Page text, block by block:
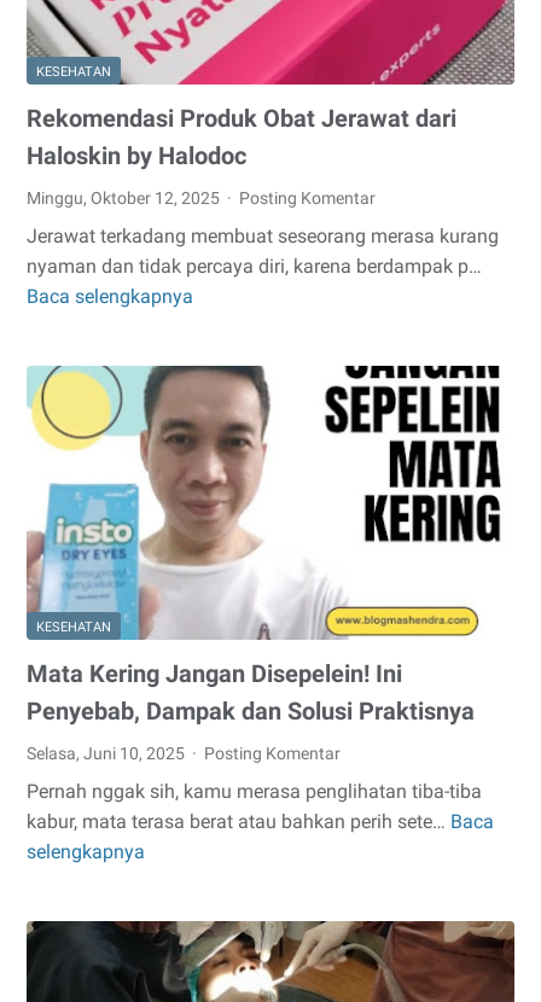
Kenyamanan
di
Rumah
KESEHATAN
Rekomendasi Produk Obat Jerawat dari
Haloskin by Halodoc
Minggu, Oktober 12, 2025 Posting Komentar
Jerawat terkadang membuat seseorang merasa kurang
nyaman dan tidak percaya diri, karena berdampak p…
Baca selengkapnya
Obat
Jerawat
dari
Haloskin
by
Halodoc
KESEHATAN
Mata Kering Jangan Disepelein! Ini
Penyebab, Dampak dan Solusi Praktisnya
Selasa, Juni 10, 2025 Posting Komentar
Pernah nggak sih, kamu merasa penglihatan tiba-tiba
kabur, mata terasa berat atau bahkan perih sete… Baca
selengkapnya
Mata
Disepelein!
Ini
Penyebab,